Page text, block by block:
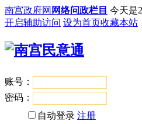
南宫政府网 网络问政栏目 今天是
开启辅助访问 设为首页收藏本站
账号：
密码：
自动登录 注册